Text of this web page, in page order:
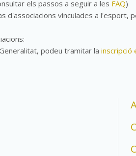
els passos a seguir a les FAQ)
d'associacions vinculades a l'esport,
podeu tramitar la inscripció